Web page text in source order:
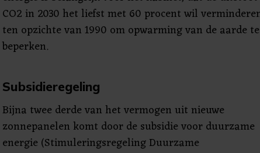
CO2 in 2030 het liefst met 60 procent wil
ten opzichte van 1990 om opwarming van de aarde te
beperken.
Subsidieregeling
Bijna twee derde van het vermogen uit nieuwe
zonnepanelen komt door de subsidie voor duurzame
energie (Stimuleringsregeling Duurzame